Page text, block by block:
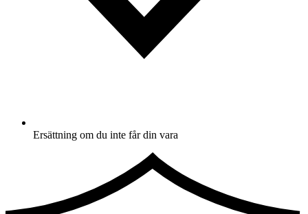
Ersättning om du inte får din vara